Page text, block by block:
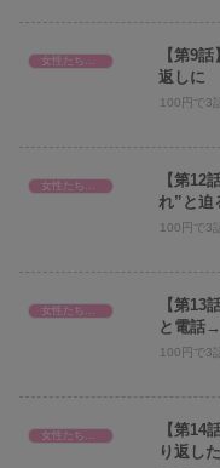
【第9
返しに
100円で3
【第12
れ”と迫
100円で3
【第13
と電話
100円で3
【第
り返し